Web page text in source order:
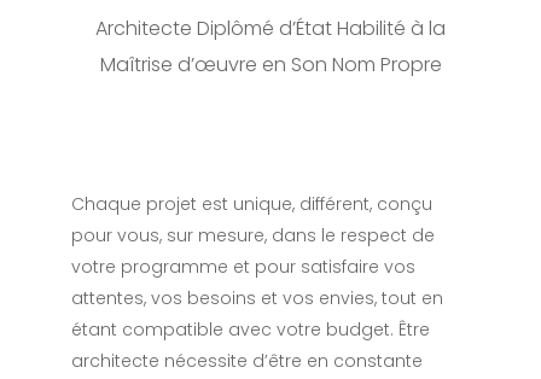
Architecte Diplômé d’État Habilité à la
Maîtrise d’œuvre en Son Nom Propre
Chaque projet est unique, différent, conçu
pour vous, sur mesure, dans le respect de
votre programme et pour satisfaire vos
attentes, vos besoins et vos envies, tout en
étant compatible avec votre budget. Être
architecte nécessite d’être en constante